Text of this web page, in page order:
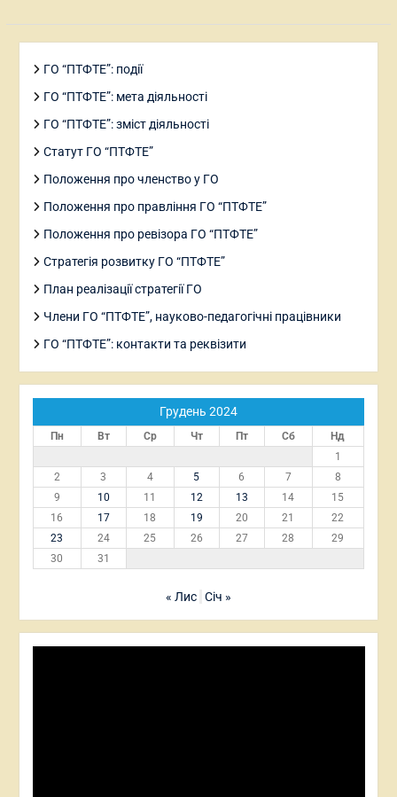
ГО “ПТФТЕ”: події
ГО “ПТФТЕ”: мета діяльності
ГО “ПТФТЕ”: зміст діяльності
Статут ГО “ПТФТЕ”
Положення про членство у ГО
Положення про правління ГО “ПТФТЕ”
Положення про ревізора ГО “ПТФТЕ”
Стратегія розвитку ГО “ПТФТЕ”
План реалізації стратегії ГО
Члени ГО “ПТФТЕ”, науково-педагогічні працівники
ГО “ПТФТЕ”: контакти та реквізити
Грудень 2024
Пн Вт Ср Чт Пт Сб
Нд
1
2
3 4 5 6 7
8
9
10 11 12 13 14
15
16
17 18 19 20 21
22
23
24 25 26 27 28
29
30
31
« Лис Січ »